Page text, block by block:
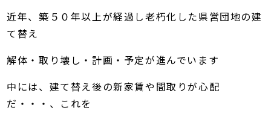
近年、築５０年以上が経過し老朽化した県営団地の建
て替え
解体・取り壊し・計画・予定が進んでいます
中には、建て替え後の新家賃や間取りが心配
だ・・・、これを